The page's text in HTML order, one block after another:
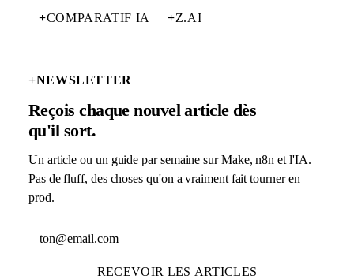
+COMPARATIF IA +Z.AI
+NEWSLETTER
Reçois chaque nouvel article dès
qu'il sort.
Un article ou un guide par semaine sur Make, n8n et l'IA.
Pas de fluff, des choses qu'on a vraiment fait tourner en
prod.
RECEVOIR LES ARTICLES